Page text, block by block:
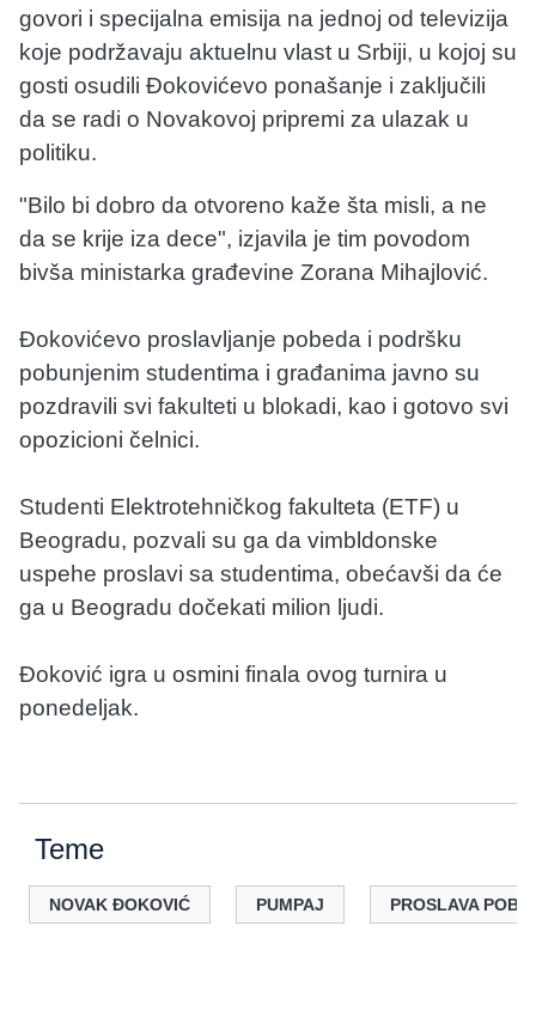
govori i specijalna emisija na jednoj od televizija
koje podržavaju aktuelnu vlast u Srbiji, u kojoj su
gosti osudili Đokovićevo ponašanje i zaključili
da se radi o Novakovoj pripremi za ulazak u
politiku.
"Bilo bi dobro da otvoreno kaže šta misli, a ne
da se krije iza dece", izjavila je tim povodom
bivša ministarka građevine Zorana Mihajlović.
Đokovićevo proslavljanje pobeda i podršku
pobunjenim studentima i građanima javno su
pozdravili svi fakulteti u blokadi, kao i gotovo svi
opozicioni čelnici.
Studenti Elektrotehničkog fakulteta (ETF) u
Beogradu, pozvali su ga da vimbldonske
uspehe proslavi sa studentima, obećavši da će
ga u Beogradu dočekati milion ljudi.
Đoković igra u osmini finala ovog turnira u
ponedeljak.
Teme
NOVAK ĐOKOVIĆ PUMPAJ PROSLAVA